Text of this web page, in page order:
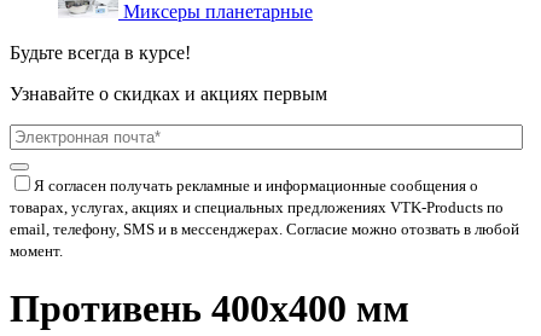
Миксеры планетарные
Будьте всегда в курсе!
Узнавайте о скидках и акциях первым
Я согласен получать рекламные и информационные сообщения о
товарах, услугах, акциях и специальных предложениях VTK-Products по
email, телефону, SMS и в мессенджерах. Согласие можно отозвать в любой
момент.
Противень 400х400 мм